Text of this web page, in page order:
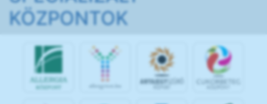
KÖZPONTOK